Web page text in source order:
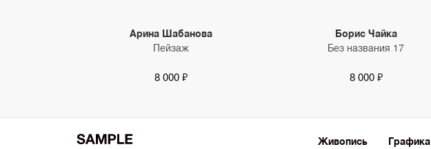
Арина Шабанова
Пейзаж
8 000 ₽
Борис Чайка
Без названия 17
8 000 ₽
Живопись Графика